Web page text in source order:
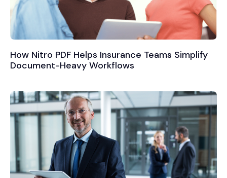
How Nitro PDF Helps Insurance Teams Simplify
Document-Heavy Workflows